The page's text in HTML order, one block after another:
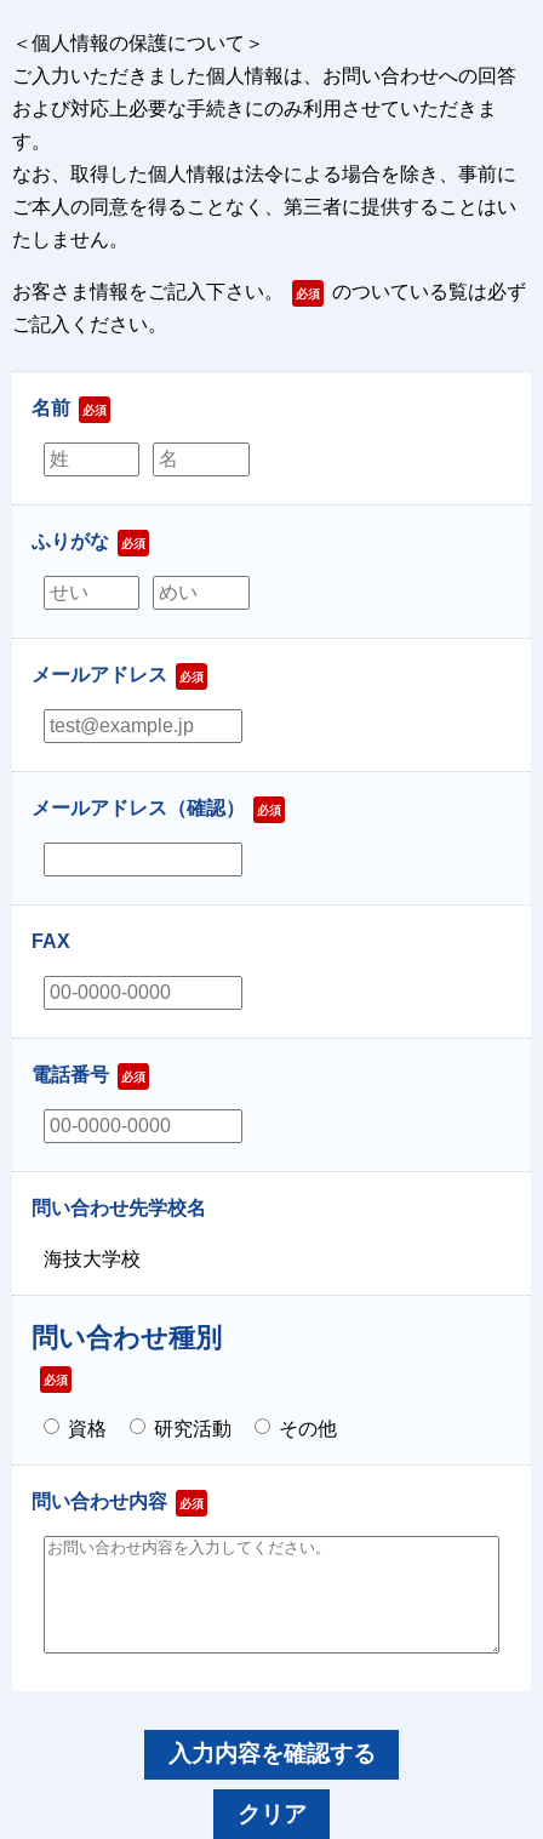
＜個人情報の保護について＞
ご入力いただきました個人情報は、お問い合わせへの回答
および対応上必要な手続きにのみ利用させていただきま
す。
なお、取得した個人情報は法令による場合を除き、事前に
ご本人の同意を得ることなく、第三者に提供することはい
たしません。
お客さま情報をご記入下さい。 必須
のついている覧は必ず
ご記入ください。
名前 必須
ふりがな 必須
メールアドレス 必須
メールアドレス（確認） 必須
FAX
電話番号 必須
問い合わせ先学校名
海技大学校
問い合わせ種別
必須
資格 研究活動 その他
問い合わせ内容 必須
入力内容を確認する
クリア